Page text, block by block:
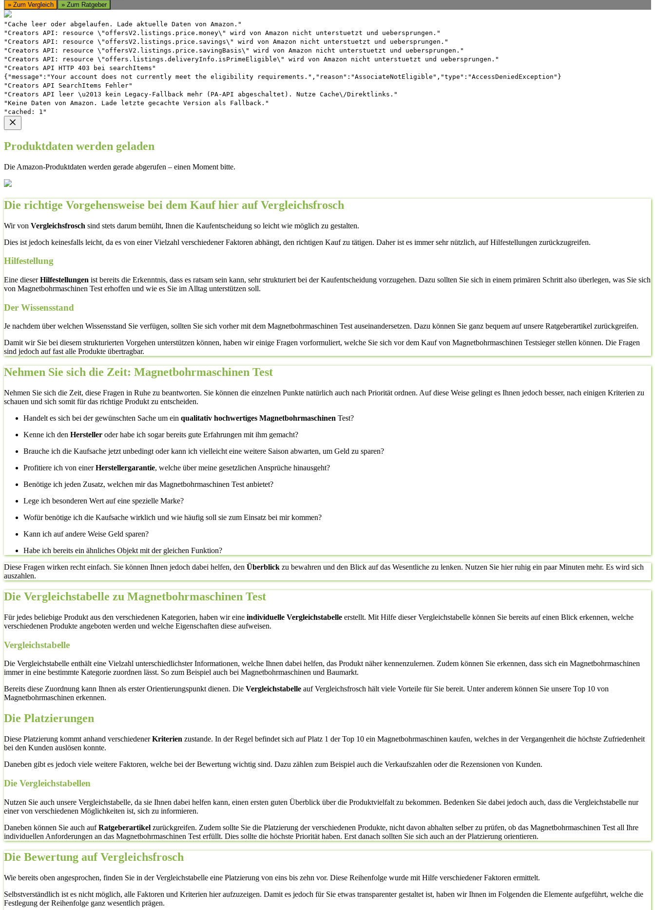
» Zum Vergleich
» Zum Ratgeber
"Cache leer oder abgelaufen. Lade aktuelle Daten von Amazon."
"Creators API: resource \"offersV2.listings.price.money\" wird von Amazon nicht unterstuetzt und uebersprungen."
"Creators API: resource \"offersV2.listings.price.savings\" wird von Amazon nicht unterstuetzt und uebersprungen."
"Creators API: resource \"offersV2.listings.price.savingBasis\" wird von Amazon nicht unterstuetzt und uebersprungen."
"Creators API: resource \"offers.listings.deliveryInfo.isPrimeEligible\" wird von Amazon nicht unterstuetzt und uebersprungen."
"Creators API HTTP 403 bei searchItems"
{"message":"Your account does not currently meet the eligibility requirements.","reason":"AssociateNotEligible","type":"AccessDeniedException"}
"Creators API SearchItems Fehler"
"Creators API leer \u2013 kein Legacy-Fallback mehr (PA-API abgeschaltet). Nutze Cache\/Direktlinks."
"Keine Daten von Amazon. Lade letzte gecachte Version als Fallback."
"cached: 1"
Produktdaten werden geladen
Die Amazon-Produktdaten werden gerade abgerufen – einen Moment bitte.
Die richtige Vorgehensweise bei dem Kauf hier auf Vergleichsfrosch
Wir von Vergleichsfrosch sind stets darum bemüht, Ihnen die Kaufentscheidung so leicht wie möglich zu gestalten.
Dies ist jedoch keinesfalls leicht, da es von einer Vielzahl verschiedener Faktoren abhängt, den richtigen Kauf zu tätigen. Daher ist es immer sehr nützlich, auf Hilfestellungen zurückzugreifen.
Hilfestellung
Eine dieserHilfestellungen ist bereits die Erkenntnis, dass es ratsam sein kann, sehr strukturiert bei der Kaufentscheidung vorzugehen. Dazu sollten Sie sich in einem primären Schritt also überlegen, was Sie sich
von Magnetbohrmaschinen Test erhoffen und wie es Sie im Alltag unterstützen soll.
Der Wissensstand
Je nachdem über welchen Wissensstand Sie verfügen, sollten Sie sich vorher mit dem Magnetbohrmaschinen Test auseinandersetzen. Dazu können Sie ganz bequem auf unsere Ratgeberartikel zurückgreifen.
Damit wir Sie bei diesem strukturierten Vorgehen unterstützen können, haben wir einige Fragen vorformuliert, welche Sie sich vor dem Kauf von Magnetbohrmaschinen Testsieger stellen können. Die Fragen
sind jedoch auf fast alle Produkte übertragbar.
Nehmen Sie sich die Zeit: Magnetbohrmaschinen Test
Nehmen Sie sich die Zeit, diese Fragen in Ruhe zu beantworten. Sie können die einzelnen Punkte natürlich auch nach Priorität ordnen. Auf diese Weise gelingt es Ihnen jedoch besser, nach einigen Kriterien zu
schauen und sich somit für das richtige Produkt zu entscheiden.
Handelt es sich bei der gewünschten Sache um ein qualitativ hochwertiges Magnetbohrmaschinen Test?
Kenne ich den Hersteller oder habe ich sogar bereits gute Erfahrungen mit ihm gemacht?
Brauche ich die Kaufsache jetzt unbedingt oder kann ich vielleicht eine weitere Saison abwarten, um Geld zu sparen?
Profitiere ich von einerHerstellergarantie, welche über meine gesetzlichen Ansprüche hinausgeht?
Benötige ich jeden Zusatz, welchen mir das Magnetbohrmaschinen Test anbietet?
Lege ich besonderen Wert auf eine spezielle Marke?
Wofür benötige ich die Kaufsache wirklich und wie häufig soll sie zum Einsatz bei mir kommen?
Kann ich auf andere Weise Geld sparen?
Habe ich bereits ein ähnliches Objekt mit der gleichen Funktion?
Diese Fragen wirken recht einfach. Sie können Ihnen jedoch dabei helfen, den Überblick zu bewahren und den Blick auf das Wesentliche zu lenken. Nutzen Sie hier ruhig ein paar Minuten mehr. Es wird sich
auszahlen.
Die Vergleichstabelle zu Magnetbohrmaschinen Test
Für jedes beliebige Produkt aus den verschiedenen Kategorien, haben wir eine individuelle Vergleichstabelle erstellt. Mit Hilfe dieser Vergleichstabelle können Sie bereits auf einen Blick erkennen, welche
verschiedenen Produkte angeboten werden und welche Eigenschaften diese aufweisen.
Vergleichstabelle
Die Vergleichstabelle enthält eine Vielzahl unterschiedlichster Informationen, welche Ihnen dabei helfen, das Produkt näher kennenzulernen. Zudem können Sie erkennen, dass sich ein Magnetbohrmaschinen
immer in eine bestimmte Kategorie zuordnen lässt. So zum Beispiel auch bei Magnetbohrmaschinen und Baumarkt.
Bereits diese Zuordnung kann Ihnen als erster Orientierungspunkt dienen. Die Vergleichstabelle auf Vergleichsfrosch hält viele Vorteile für Sie bereit. Unter anderem können Sie unsere Top 10 von
Magnetbohrmaschinen erkennen.
Die Platzierungen
Diese Platzierung kommt anhand verschiedenerKriterien zustande. In der Regel befindet sich auf Platz 1 der Top 10 ein Magnetbohrmaschinen kaufen, welches in der Vergangenheit die höchste Zufriedenheit
bei den Kunden auslösen konnte.
Daneben gibt es jedoch viele weitere Faktoren, welche bei der Bewertung wichtig sind. Dazu zählen zum Beispiel auch die Verkaufszahlen oder die Rezensionen von Kunden.
Die Vergleichstabellen
Nutzen Sie auch unsere Vergleichstabelle, da sie Ihnen dabei helfen kann, einen ersten guten Überblick über die Produktvielfalt zu bekommen. Bedenken Sie dabei jedoch auch, dass die Vergleichstabelle nur
einer von verschiedenen Möglichkeiten ist, sich zu informieren.
Daneben können Sie auch aufRatgeberartikel zurückgreifen. Zudem sollte Sie die Platzierung der verschiedenen Produkte, nicht davon abhalten selber zu prüfen, ob das Magnetbohrmaschinen Test all Ihre
individuellen Anforderungen an das Magnetbohrmaschinen Test erfüllt. Dies sollte die höchste Priorität haben. Erst danach sollten Sie sich auch an der Platzierung orientieren.
Die Bewertung auf Vergleichsfrosch
Wie bereits oben angesprochen, finden Sie in der Vergleichstabelle eine Platzierung von eins bis zehn vor. Diese Reihenfolge wurde mit Hilfe verschiedener Faktoren ermittelt.
Selbstverständlich ist es nicht möglich, alle Faktoren und Kriterien hier aufzuzeigen. Damit es jedoch für Sie etwas transparenter gestaltet ist, haben wir Ihnen im Folgenden die Elemente aufgeführt, welche die
Festlegung der Reihenfolge ganz wesentlich prägen.